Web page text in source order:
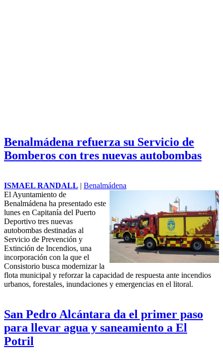
Benalmádena refuerza su Servicio de
Bomberos con tres nuevas autobombas
ISMAEL RANDALL | Benalmádena
El Ayuntamiento de
Benalmádena ha presentado este
lunes en Capitanía del Puerto
Deportivo tres nuevas
autobombas destinadas al
Servicio de Prevención y
Extinción de Incendios, una
incorporación con la que el
Consistorio busca modernizar la
flota municipal y reforzar la capacidad de respuesta ante incendios
urbanos, forestales, inundaciones y emergencias en el litoral.
San Pedro Alcántara da el primer paso
para llevar agua y saneamiento a El
Potril